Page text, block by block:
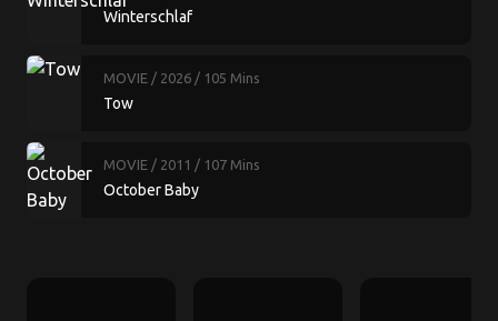
Winterschlaf
MOVIE / 2026 / 105 Mins
Tow
MOVIE / 2011 / 107 Mins
October Baby